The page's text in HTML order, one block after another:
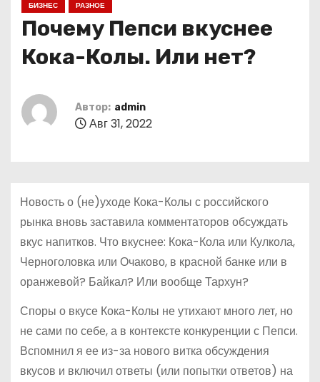
БИЗНЕС РАЗНОЕ
Почему Пепси вкуснее
Кока-Колы. Или нет?
Автор: admin
Авг 31, 2022
Новость о (не)уходе Кока-Колы с российского
рынка вновь заставила комментаторов обсуждать
вкус напитков. Что вкуснее: Кока-Кола или Кулкола,
Черноголовка или Очаково, в красной банке или в
оранжевой? Байкал? Или вообще Тархун?
Споры о вкусе Кока-Колы не утихают много лет, но
не сами по себе, а в контексте конкуренции с Пепси.
Вспомнил я ее из-за нового витка обсуждения
вкусов и включил ответы (или попытки ответов) на